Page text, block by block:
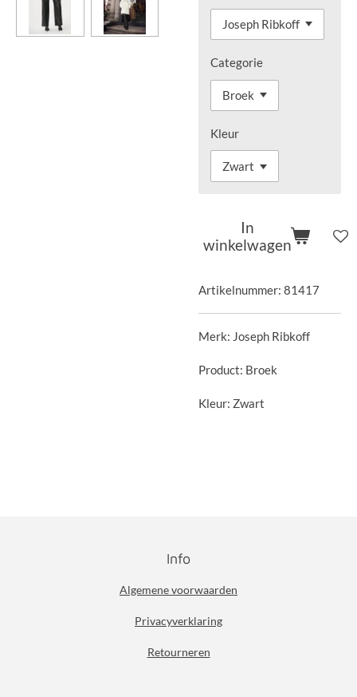
Categorie
Kleur
In
winkelwagen
Artikelnummer: 81417
Merk: Joseph Ribkoff
Product: Broek
Kleur: Zwart
Info
Algemene voorwaarden
Privacyverklaring
Retourneren